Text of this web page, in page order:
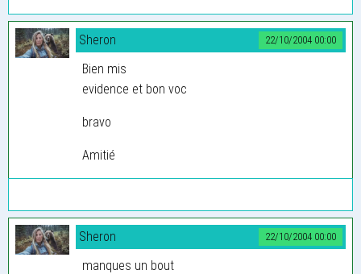
22/10/2004 00:00
Sheron
Bien mis
evidence et bon voc
bravo
Amitié
22/10/2004 00:00
Sheron
manques un bout